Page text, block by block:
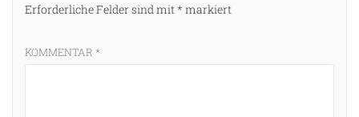
Erforderliche Felder sind mit * markiert
KOMMENTAR *